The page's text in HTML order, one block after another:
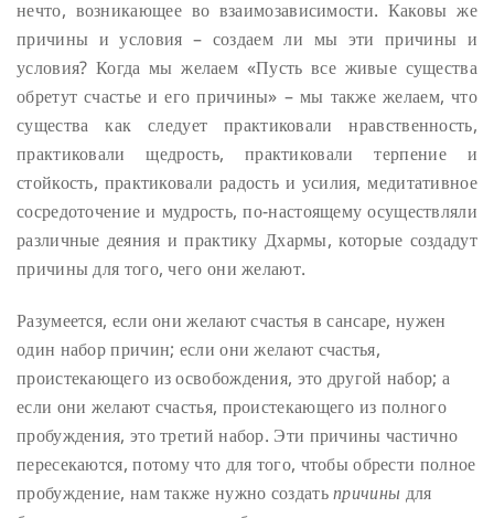
нечто, возникающее во взаимозависимости. Каковы же
причины и условия – создаем ли мы эти причины и
условия? Когда мы желаем «Пусть все живые существа
обретут счастье и его причины» – мы также желаем, что
существа как следует практиковали нравственность,
практиковали щедрость, практиковали терпение и
стойкость, практиковали радость и усилия, медитативное
сосредоточение и мудрость, по-настоящему осуществляли
различные деяния и практику Дхармы, которые создадут
причины для того, чего они желают.
Разумеется, если они желают счастья в сансаре, нужен
один набор причин; если они желают счастья,
проистекающего из освобождения, это другой набор; а
если они желают счастья, проистекающего из полного
пробуждения, это третий набор. Эти причины частично
пересекаются, потому что для того, чтобы обрести полное
пробуждение, нам также нужно создатьпричины для